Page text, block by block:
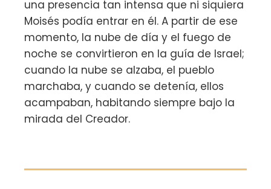
una presencia tan intensa que ni siquiera
Moisés podía entrar en él. A partir de ese
momento, la nube de día y el fuego de
noche se convirtieron en la guía de Israel;
cuando la nube se alzaba, el pueblo
marchaba, y cuando se detenía, ellos
acampaban, habitando siempre bajo la
mirada del Creador.